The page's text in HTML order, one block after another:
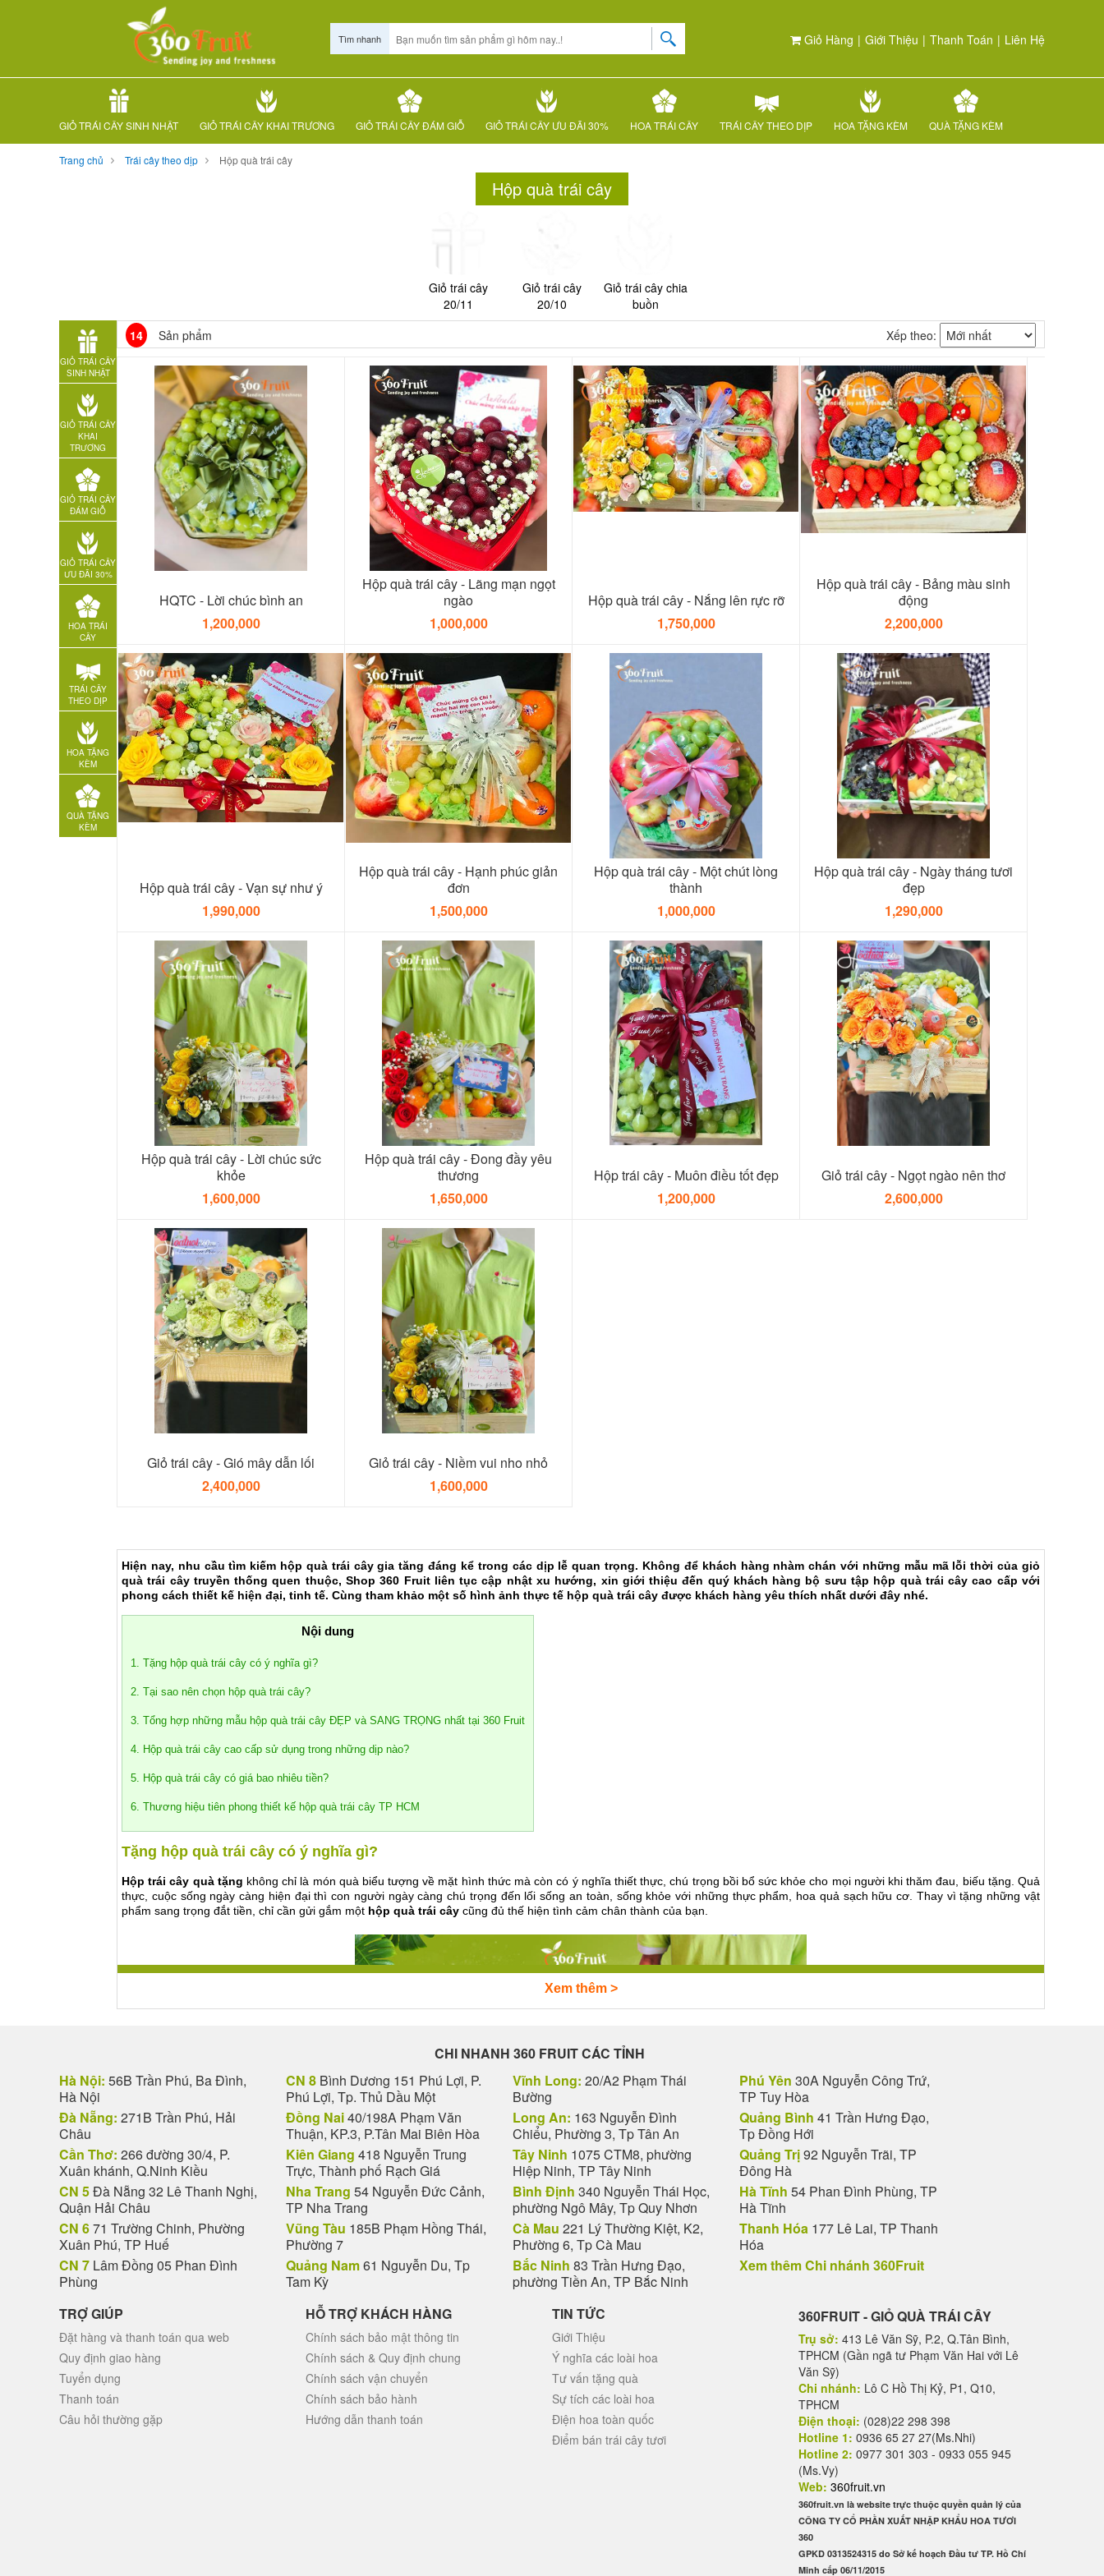
Giỏ Hàng | Giới Thiệu | Thanh Toán | Liên Hệ
Tìm nhanh
GIỎ TRÁI CÂY SINH NHẬT GIỎ TRÁI CÂY KHAI TRƯƠNG GIỎ TRÁI CÂY ĐÁM GIỖ GIỎ TRÁI CÂY ƯU ĐÃI 30% HOA TRÁI CÂY TRÁI CÂY THEO DỊP HOA TẶNG KÈM QUÀ TẶNG KÈM
Trang chủ Trái cây theo dịp Hộp quà trái cây
Hộp quà trái cây
Giỏ trái cây
20/11
Giỏ trái cây
20/10
Giỏ trái cây chia
buồn
GIỎ TRÁI CÂY
SINH NHẬT
GIỎ TRÁI CÂY
KHAI
TRƯƠNG
GIỎ TRÁI CÂY
ĐÁM GIỖ
GIỎ TRÁI CÂY
ƯU ĐÃI 30%
HOA TRÁI
CÂY
TRÁI CÂY
THEO DỊP
HOA TẶNG
KÈM
QUÀ TẶNG
KÈM
14 Sản phẩm Xếp theo:
HQTC - Lời chúc bình an
1,200,000
Hộp quà trái cây - Lãng mạn ngọt
ngào
1,000,000
Hộp quà trái cây - Nắng lên rực rỡ
1,750,000
Hộp quà trái cây - Bảng màu sinh
động
2,200,000
Hộp quà trái cây - Vạn sự như ý
1,990,000
Hộp quà trái cây - Hạnh phúc giản
đơn
1,500,000
Hộp quà trái cây - Một chút lòng
thành
1,000,000
Hộp quà trái cây - Ngày tháng tươi
đẹp
1,290,000
Hộp quà trái cây - Lời chúc sức
khỏe
1,600,000
Hộp quà trái cây - Đong đầy yêu
thương
1,650,000
Hộp trái cây - Muôn điều tốt đẹp
1,200,000
Giỏ trái cây - Ngọt ngào nên thơ
2,600,000
Giỏ trái cây - Gió mây dẫn lối
2,400,000
Giỏ trái cây - Niềm vui nho nhỏ
1,600,000
Hiện nay, nhu cầu tìm kiếm hộp quà trái cây gia tăng đáng kể trong các dịp lễ quan trọng. Không để khách hàng nhàm chán với những mẫu mã lỗi thời của giỏ
quà trái cây truyền thống quen thuộc, Shop 360 Fruit liên tục cập nhật xu hướng, xin giới thiệu đến quý khách hàng bộ sưu tập hộp quà trái cây cao cấp với
phong cách thiết kế hiện đại, tinh tế. Cùng tham khảo một số hình ảnh thực tế hộp quà trái cây được khách hàng yêu thích nhất dưới đây nhé.
Nội dung
1. Tặng hộp quà trái cây có ý nghĩa gì?
2. Tại sao nên chọn hộp quà trái cây?
3. Tổng hợp những mẫu hộp quà trái cây ĐẸP và SANG TRỌNG nhất tại 360 Fruit
4. Hộp quà trái cây cao cấp sử dụng trong những dịp nào?
5. Hộp quà trái cây có giá bao nhiêu tiền?
6. Thương hiệu tiên phong thiết kế hộp quà trái cây TP HCM
Tặng hộp quà trái cây có ý nghĩa gì?
Hộp trái cây quà tặng không chỉ là món quà biểu tượng về mặt hình thức mà còn có ý nghĩa thiết thực, chú trọng bồi bổ sức khỏe cho mọi người khi thăm đau, biếu tặng. Quả
thực, cuộc sống ngày càng hiện đại thì con người ngày càng chú trọng đến lối sống an toàn, sống khỏe với những thực phẩm, hoa quả sạch hữu cơ. Thay vì tặng những vật
phẩm sang trọng đắt tiền, chỉ cần gửi gắm một hộp quà trái cây cũng đủ thế hiện tình cảm chân thành của bạn.
Hộp quà trái cây - Sang trọng, tinh tế, hoàn hảo cho mọi người
Hầu hết các bạn đều biết, trái cây là một loại thực phẩm không thể thiếu vì trong các loại quả có rất nhiều chất dinh dưỡng, cung cấp cho cơ thể nguồn năng lượng quý giá,
nâng cao đề kháng. Ngoài ra, tặng
hộp quà trái cây
cũng là cách để chúng ta góp phần bảo vệ môi trường, hạn chế những chất thải nhựa có nguy cơ gây ô nhiễm. Không
giống như khi tặng hoa tươi, rượu hoặc bánh kẹo, hộp quà trái cây đẹp có thể dùng ngay để thưởng thức đầy đủ hương vị tươi ngon mà không hề lãng phí.
Hộp trái cây quà tặng đủ đầy, sang trọng
Xem thêm >
CHI NHANH 360 FRUIT CÁC TỈNH
Hà Nội: 56B Trần Phú, Ba Đình,
Hà Nội
Đà Nẵng: 271B Trần Phú, Hải
Châu
Cần Thơ: 266 đường 30/4, P.
Xuân khánh, Q.Ninh Kiều
CN 5Đà Nẵng 32 Lê Thanh Nghị,
Quận Hải Châu
CN 671 Trường Chinh, Phường
Xuân Phú, TP Huế
CN 7 Lâm Đồng 05 Phan Đình
Phùng
CN 8 Bình Dương 151 Phú Lợi, P.
Phú Lợi, Tp. Thủ Dầu Một
Đồng Nai40/198A Phạm Văn
Thuận, KP.3, P.Tân Mai Biên Hòa
Kiên Giang 418 Nguyễn Trung
Trực, Thành phố Rạch Giá
Nha Trang 54 Nguyễn Đức Cảnh,
TP Nha Trang
Vũng Tàu 185B Phạm Hồng Thái,
Phường 7
Quảng Nam61 Nguyễn Du, Tp
Tam Kỳ
Vĩnh Long: 20/A2 Phạm Thái
Bường
Long An: 163 Nguyễn Đình
Chiểu, Phường 3, Tp Tân An
Tây Ninh 1075 CTM8, phường
Hiệp Ninh, TP Tây Ninh
Bình Định 340 Nguyễn Thái Học,
phường Ngô Mây, Tp Quy Nhơn
Cà Mau 221 Lý Thường Kiệt, K2,
Phường 6, Tp Cà Mau
Bắc Ninh 83 Trần Hưng Đạo,
phường Tiền An, TP Bắc Ninh
Phú Yên 30A Nguyễn Công Trứ,
TP Tuy Hòa
Quảng Bình 41 Trần Hưng Đạo,
Tp Đồng Hới
Quảng Trị92 Nguyễn Trãi, TP
Đông Hà
Hà Tĩnh 54 Phan Đình Phùng, TP
Hà Tĩnh
Thanh Hóa 177 Lê Lai, TP Thanh
Hóa
Xem thêm Chi nhánh 360Fruit
TRỢ GIÚP
Đặt hàng và thanh toán qua web
Quy định giao hàng
Tuyển dụng
Thanh toán
Câu hỏi thường gặp
HỖ TRỢ KHÁCH HÀNG
Chính sách bảo mật thông tin
Chính sách & Quy định chung
Chính sách vận chuyển
Chính sách bảo hành
Hướng dẫn thanh toán
TIN TỨC
Giới Thiệu
Ý nghĩa các loài hoa
Tư vấn tặng quà
Sự tích các loài hoa
Điện hoa toàn quốc
Điểm bán trái cây tươi
360FRUIT - GIỎ QUÀ TRÁI CÂY
Trụ sở: 413 Lê Văn Sỹ, P.2, Q.Tân Bình,
TPHCM (Gần ngã tư Phạm Văn Hai với Lê
Văn Sỹ)
Chi nhánh: Lô C Hồ Thị Kỷ, P1, Q10,
TPHCM
Điện thoại: (028)22 298 398
Hotline 1: 0936 65 27 27(Ms.Nhi)
Hotline 2: 0977 301 303 - 0933 055 945
(Ms.Vy)
Web: 360fruit.vn
360fruit.vn là website trực thuộc quyền quản lý của
CÔNG TY CỔ PHẦN XUẤT NHẬP KHẨU HOA TƯƠI
360
GPKD 0313524315 do Sở kế hoạch Đầu tư TP. Hồ Chí
Minh cấp 06/11/2015